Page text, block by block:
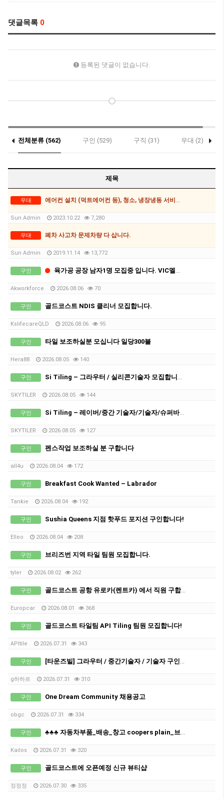
댓글목록 0
등록된 댓글이 없습니다.
전체분류 (562) 구인 (529) 구직 (31) 우대 (2)
제목
우대 에어컨 설치 (덕트에어컨 등), 청소, 냉장냉동 서비스, 쿨룸제작
Sun Admin 2023.10.22 7,280
우대 폐차 사고차 문제차량 다 삽니다.
Sun Admin 2019.11.14 13,772
구인 육가공 공장 남자1명 모집중 입니다. VIC멜버른, 차로 2-2.5시간 북쪽 세컨,써드 가능지역.
Akworkforce 2026.08.06 70
구인 골드코스트 NDIS 클리너 모집합니다.
KslifecareQLD 2026.08.06 95
구인 타일 보조하실분 모십니다 일당300불
Hera88 2026.08.05 140
구인 Si Tiling – 그라우터 / 실리콘기술자 모집합니다!
SKYTILER 2026.08.05 144
구인 Si Tiling – 레이버/중간 기술자/기술자/슈퍼바이져 모집합니다!
SKYTILER 2026.08.05 127
구인 펜스작업 보조하실 분 구합니다
all4u 2026.08.04 172
구인 Breakfast Cook Wanted – Labrador
Tankie 2026.08.04 192
구인 Sushia Queens 지점 핫푸드 포지션 구인합니다!
Elleo 2026.08.04 208
구인 브리즈번 지역 타일 팀원 모집합니다.
tyIer 2026.08.02 262
구인 골드코스트 공항 유로카(렌트카) 에서 직원 구합니다
Europcar 2026.08.01 368
구인 골드코스트 타일팀 API Tiling 팀원 모집합니다!
APItile 2026.07.31 343
구인 [타운즈빌] 그라우터 / 중간기술자 / 기술자 구인합니다.
g하하르 2026.07.31 310
구인 One Dream Community 채용공고
obgc 2026.07.31 334
구인 ♣♣♣ 자동차부품_배송_창고 coopers plain_브리즈번_남성직원 구인 ♣
Kailos 2026.07.31 320
구인 골드코스트에 오픈예정 신규 뷰티샵
정정정 2026.07.30 335